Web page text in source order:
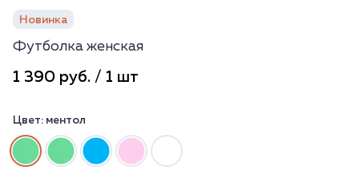
Новинка
Футболка женская
1 390 руб. / 1 шт
Цвет: ментол